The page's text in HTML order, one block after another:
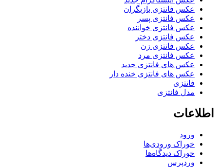
عکس فانتزی بازیگران
عکس فانتزی پسر
عکس فانتزی خواننده
عکس فانتزی دختر
عکس فانتزی زن
عکس فانتزی مرد
عکس های فانتزی جدید
عکس های فانتزی خنده دار
فانتزی
مدل فانتزی
اطلاعات
ورود
خوراک ورودی‌ها
خوراک دیدگاه‌ها
وردپرس